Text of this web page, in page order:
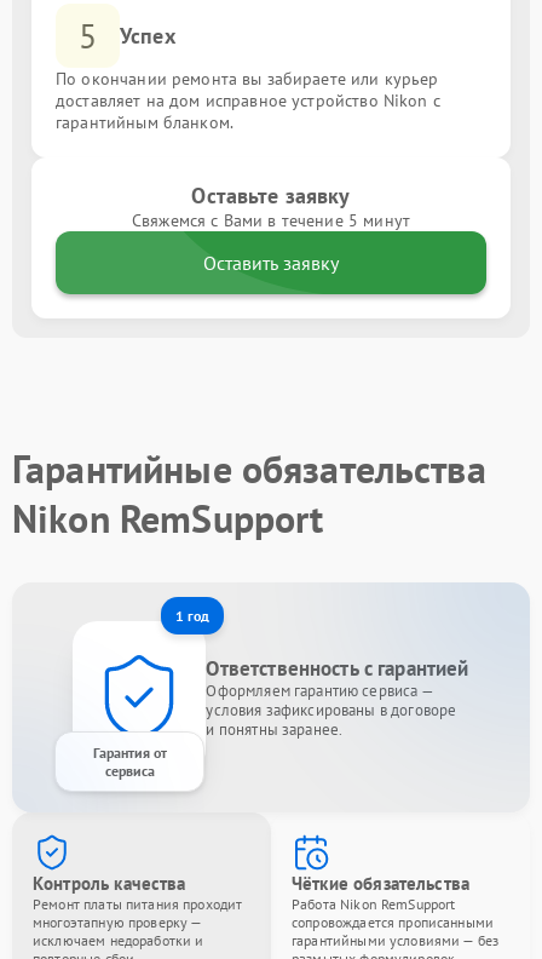
5 Успех
По окончании ремонта вы забираете или курьер
доставляет на дом исправное устройство Nikon с
гарантийным бланком.
Оставьте заявку
Свяжемся с Вами в течение 5 минут
Оставить заявку
Гарантийные обязательства
Nikon RemSupport
1 год
Гарантия от
сервиса
Ответственность с гарантией
Оформляем гарантию сервиса —
условия зафиксированы в договоре
и понятны заранее.
Контроль качества
Ремонт платы питания проходит
многоэтапную проверку —
исключаем недоработки и
Чёткие обязательства
Работа Nikon RemSupport
сопровождается прописанными
гарантийными условиями — без